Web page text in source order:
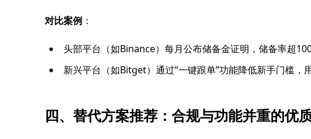
对比案例：
头部平台（如Binance）每月公布储备金证明，储备率超
新兴平台（如Bitget）通过“一键跟单”功能降低新手门槛，
四、替代方案推荐：合规与功能并重的优